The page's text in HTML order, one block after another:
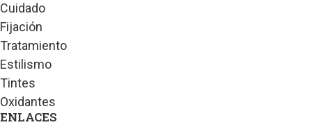
Cuidado
Fijación
Tratamiento
Estilismo
Tintes
Oxidantes
ENLACES